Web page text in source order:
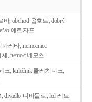
바, obchod 옵호트, dobrý
예르자프
가레타, nemocnice
, nemoc 네모츠
크, kulečnik 쿨레치니크,
, divadlo 디바들로, led 레트